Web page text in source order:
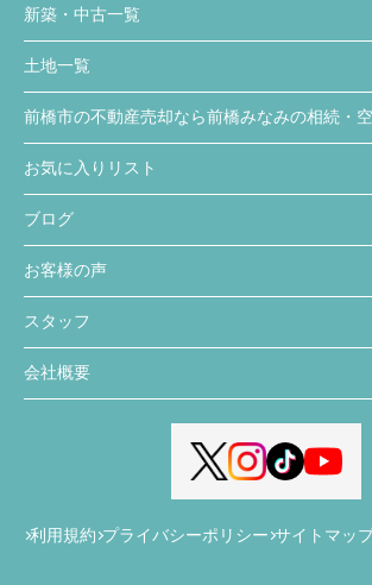
新築・中古一覧
土地一覧
前橋市の不動産売却なら前橋みなみの相続・
お気に入りリスト
ブログ
お客様の声
スタッフ
会社概要
利用規約 プライバシーポリシー サイトマッ